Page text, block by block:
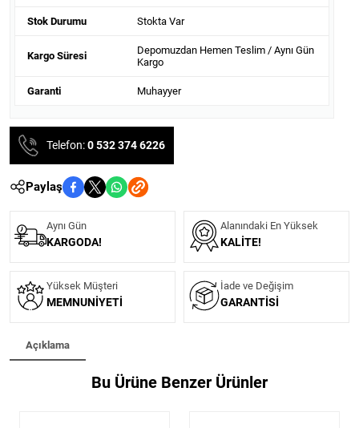
Stok Durumu Stokta Var
Kargo Süresi
Depomuzdan Hemen Teslim / Aynı Gün
Kargo
Garanti Muhayyer
Telefon:0 532 374 6226
Paylaş
Aynı Gün
KARGODA!
Alanındaki En Yüksek
KALITE!
Yüksek Müşteri
MEMNUNIYETI
İade ve Değişim
GARANTISI
Açıklama
Bu Ürüne Benzer Ürünler